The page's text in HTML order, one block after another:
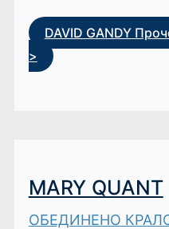
DAVID GANDY
>
MARY QUANT
ОБЕДИНЕНО